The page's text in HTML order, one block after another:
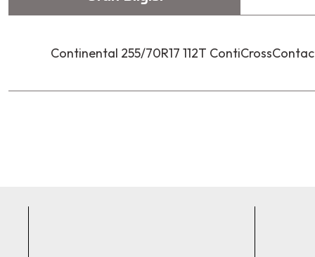
Continental 255/70R17 112T